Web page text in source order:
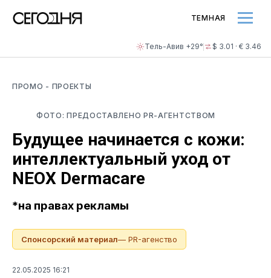
Тель-Авив +29° $ 3.01 · € 3.46
ТЕМНАЯ
ПРОМО - ПРОЕКТЫ
ФОТО: ПРЕДОСТАВЛЕНО PR-АГЕНТСТВОМ
Будущее начинается с кожи:
интеллектуальный уход от
NEOX Dermacare
*на правах рекламы
Спонсорский материал— PR-агенство
22.05.2025 16:21